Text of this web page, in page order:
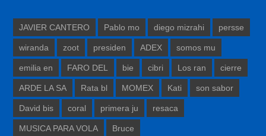
JAVIER CANTERO Pablo mo diego mizrahi persse
wiranda zoot presiden ADEX somos mu
emilia en FARO DEL bie cibri Los ran cierre
ARDE LA SA Rata bl MOMEX Kati son sabor
David bis coral primera ju resaca
MUSICA PARA VOLA Bruce